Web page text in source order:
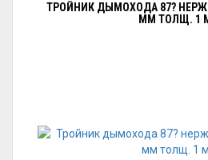
ТРОЙНИК ДЫМОХОДА 87?
ММ ТОЛЩ. 1